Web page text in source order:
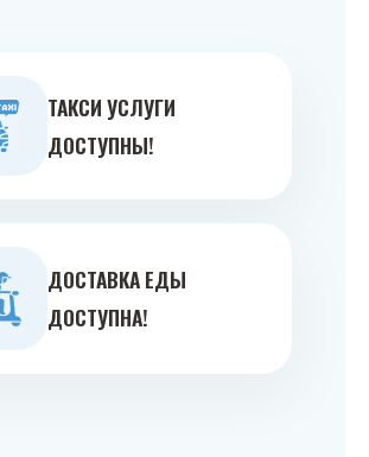
ТАКСИ УСЛУГИ
ДОСТУПНЫ!
ДОСТАВКА ЕДЫ
ДОСТУПНА!